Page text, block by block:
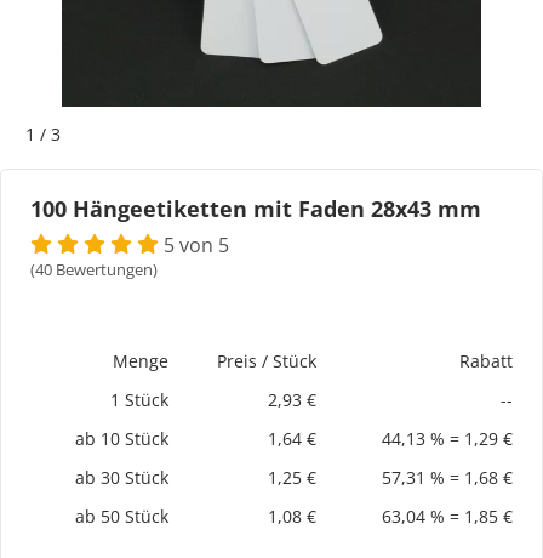
1 / 3
100 Hängeetiketten mit Faden 28x43 mm
5 von 5
(40 Bewertungen)
Menge Preis / Stück
Rabatt
1 Stück
2,93 €
--
ab 10 Stück
1,64 €
44,13 % = 1,29 €
ab 30 Stück
1,25 €
57,31 % = 1,68 €
ab 50 Stück
1,08 € 63,04 % = 1,85 €
Kartonetiketten
Etikettenspender
Etiketten auf Rolle
Thermotransferetiketten